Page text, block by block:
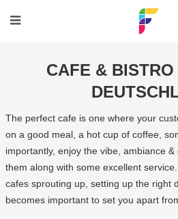
CAFE &
The perfect cafe is one where your
on a good meal, a hot cup of coffee,
importantly, enjoy the vibe, ambiance
them along with some excellent
cafes sprouting up, setting up the right
becomes important to set you apart